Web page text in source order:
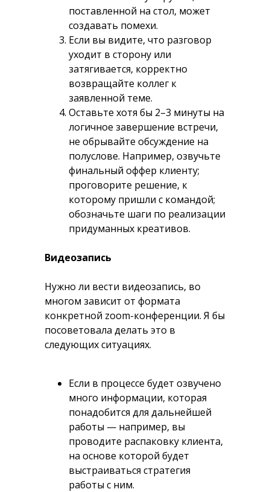
поставленной на стол, может
создавать помехи.
Если вы видите, что разговор
уходит в сторону или
затягивается, корректно
возвращайте коллег к
заявленной теме.
Оставьте хотя бы 2–3 минуты на
логичное завершение встречи,
не обрывайте обсуждение на
полуслове. Например, озвучьте
финальный оффер клиенту;
проговорите решение, к
которому пришли с командой;
обозначьте шаги по реализации
придуманных креативов.
Видеозапись
Нужно ли вести видеозапись, во
многом зависит от формата
конкретной zoom-конференции. Я бы
посоветовала делать это в
следующих ситуациях.
Если в процессе будет озвучено
много информации, которая
понадобится для дальнейшей
работы — например, вы
проводите распаковку клиента,
на основе которой будет
выстраиваться стратегия
работы с ним.